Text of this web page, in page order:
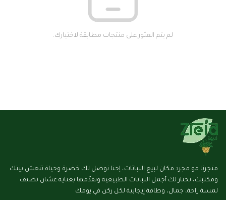
لم يتم العثور على منتجات مطابقة لاختيارك.
متجرنا مو مجرد مكان لبيع النباتات، إحنا نوصل لك خضرة وحياة تنعش بيتك
ومكتبك، نختار لك أجمل النباتات الطبيعية ونقدّمها بعناية عشان تضيف
لمسة راحة، جمال، وطاقة إيجابية لكل ركن في يومك